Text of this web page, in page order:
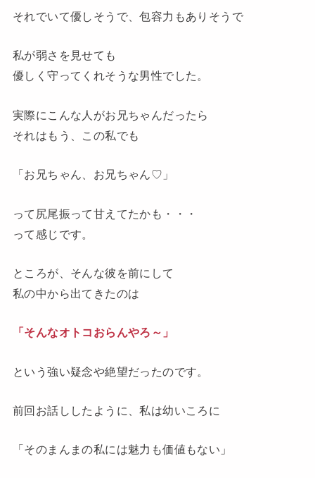
それでいて優しそうで、包容力もありそうで
私が弱さを見せても
優しく守ってくれそうな男性でした。
実際にこんな人がお兄ちゃんだったら
それはもう、この私でも
「お兄ちゃん、お兄ちゃん♡」
って尻尾振って甘えてたかも・・・
って感じです。
ところが、そんな彼を前にして
私の中から出てきたのは
「そんなオトコおらんやろ～」
という強い疑念や絶望だったのです。
前回お話ししたように、私は幼いころに
「そのまんまの私には魅力も価値もない」